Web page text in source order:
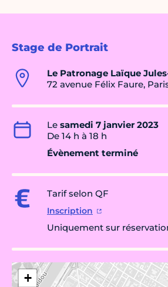
Stage de Portrait
Le Patronage Laïque
72 avenue Félix Faure,
Le samedi 7 janvier 2023
De 14 h à 18 h
Évènement terminé
Tarif selon QF
Inscription
Uniquement sur
+